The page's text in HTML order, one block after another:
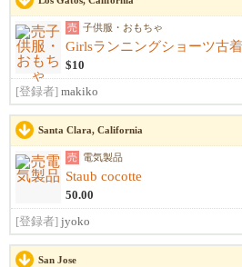
売 子供服・おもちゃ
Girlsランニングショーツ古
$10
[登録者] makiko
Santa Clara, California
売 電気製品
Staub cocotte
50.00
[登録者] jyoko
San Jose